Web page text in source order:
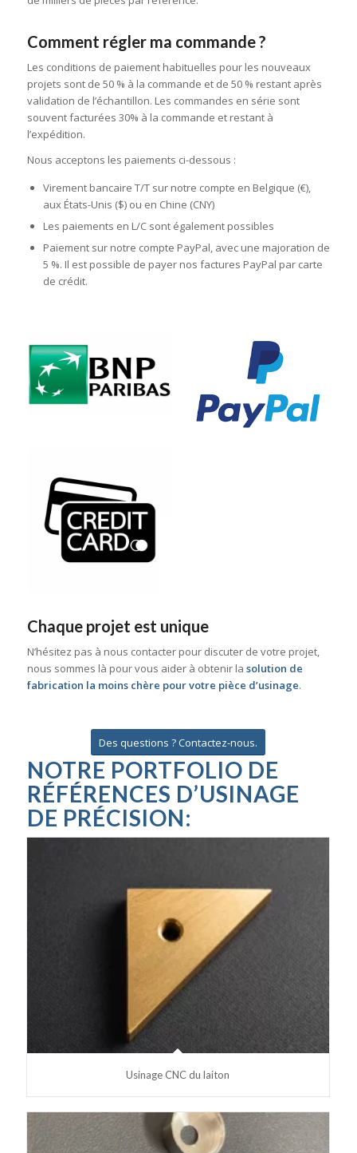
Comment régler ma commande ?
Les conditions de paiement habituelles pour les nouveaux
projets sont de 50 % à la commande et de 50 % restant après
validation de l’échantillon. Les commandes en série sont
souvent facturées 30% à la commande et restant à
l’expédition.
Nous acceptons les paiements ci-dessous :
Virement bancaire T/T sur notre compte en Belgique (€),
aux États-Unis ($) ou en Chine (CNY)
Les paiements en L/C sont également possibles
Paiement sur notre compte PayPal, avec une majoration de
5 %. Il est possible de payer nos factures PayPal par carte
de crédit.
Chaque projet est unique
N’hésitez pas à nous contacter pour discuter de votre projet,
nous sommes là pour vous aider à obtenir la solution de
fabrication la moins chère pour votre pièce d’usinage.
Des questions ? Contactez-nous.
NOTRE PORTFOLIO DE
RÉFÉRENCES D’USINAGE
DE PRÉCISION:
Usinage CNC du laiton